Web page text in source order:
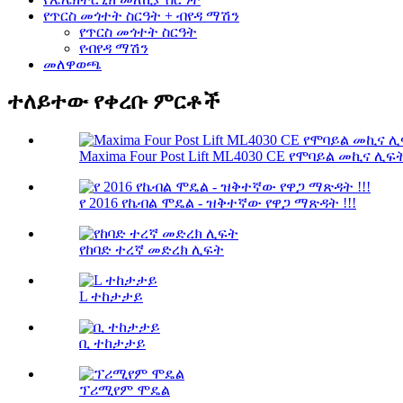
የጥርስ መጎተት ስርዓት + ብየዳ ማሽን
የጥርስ መጎተት ስርዓት
የብየዳ ማሽን
መለዋወጫ
ተለይተው የቀረቡ ምርቶች
Maxima Four Post Lift ML4030 CE የሞባይል መኪና
የ 2016 የኬብል ሞዴል - ዝቅተኛው የዋጋ ማጽዳት !!!
የከባድ ተረኛ መድረክ ሊፍት
L ተከታታይ
ቢ ተከታታይ
ፕሪሚየም ሞዴል